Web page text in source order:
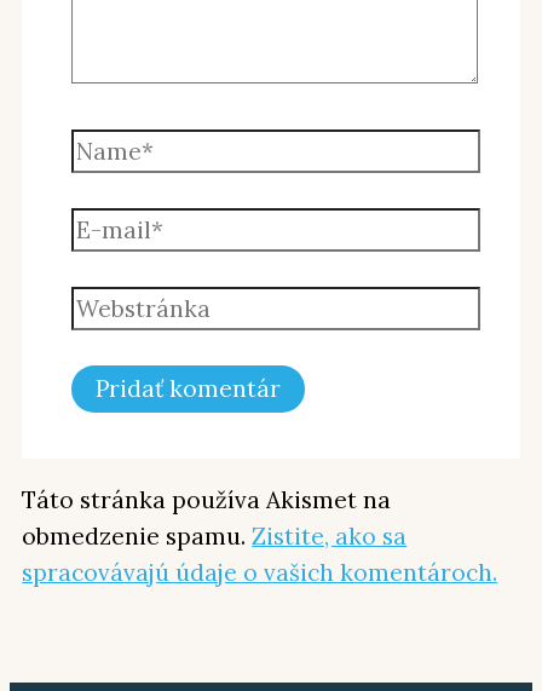
Táto stránka používa Akismet na
obmedzenie spamu.Zistite, ako sa
spracovávajú údaje o vašich komentároch.